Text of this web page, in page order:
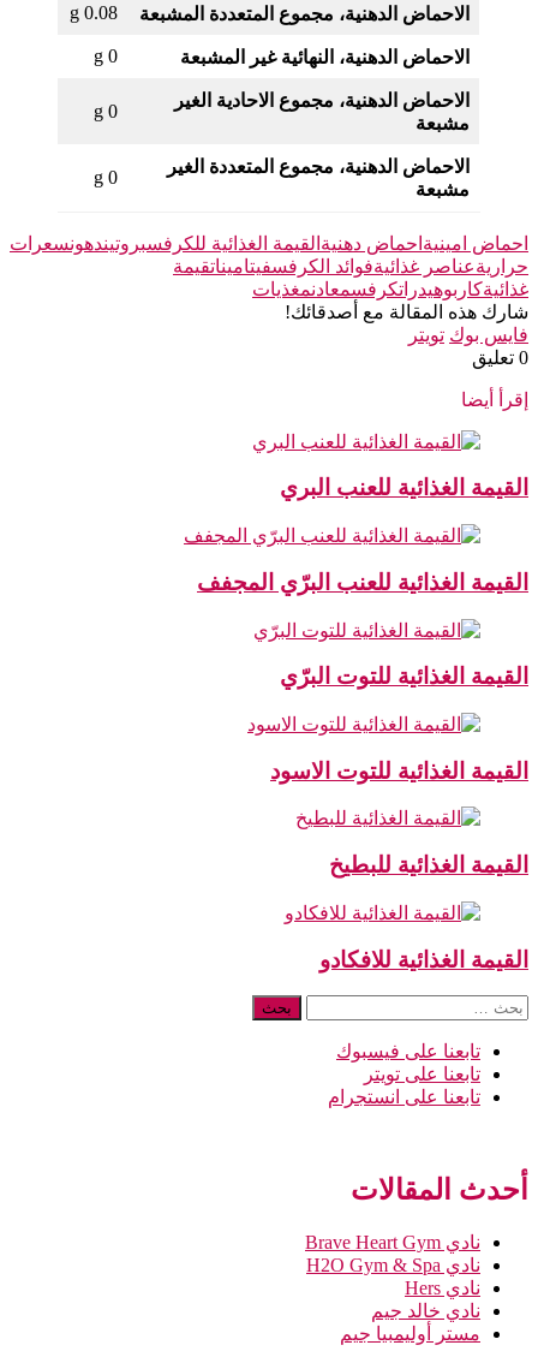
الاحماض الدهنية، مجموع المتعددة المشبعة 0.08 g
الاحماض الدهنية، النهائية غير المشبعة 0 g
الاحماض الدهنية، مجموع الاحادية الغير
مشبعة
0 g
الاحماض الدهنية، مجموع المتعددة الغير
مشبعة
0 g
احماض امينية احماض دهنية القيمة الغذائية للكرفسبروتيندهونسعرات
حراريةعناصر غذائيةفوائد الكرفسفيتاميناتقيمة
غذائيةكاربوهيدراتكرفسمعادنمغذيات
شارك هذه المقالة مع أصدقائك!
فايس بوك تويتر
‫0 تعليق
إقرأ أيضا
القيمة الغذائية للعنب البري
القيمة الغذائية للعنب البرّي المجفف
القيمة الغذائية للتوت البرّي
القيمة الغذائية للتوت الاسود
القيمة الغذائية للبطيخ
القيمة الغذائية للافكادو
البحث
تابعنا على فيسبوك
تابعنا على تويتر
تابعنا على انستجرام
أحدث المقالات
نادي Brave Heart Gym
نادي H2O Gym & Spa
نادي Hers
نادي خالد جيم
مستر أوليمبيا جيم